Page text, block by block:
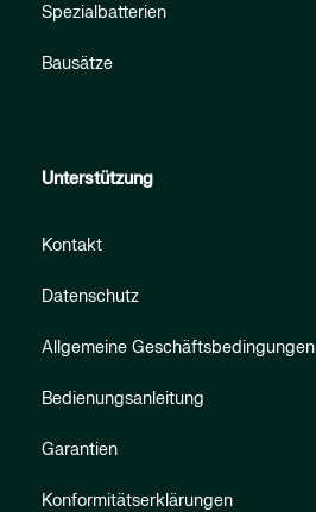
Spezialbatterien
Bausätze
Unterstützung
Kontakt
Datenschutz
Allgemeine Geschäftsbedingungen
Bedienungsanleitung
Garantien
Konformitätserklärungen